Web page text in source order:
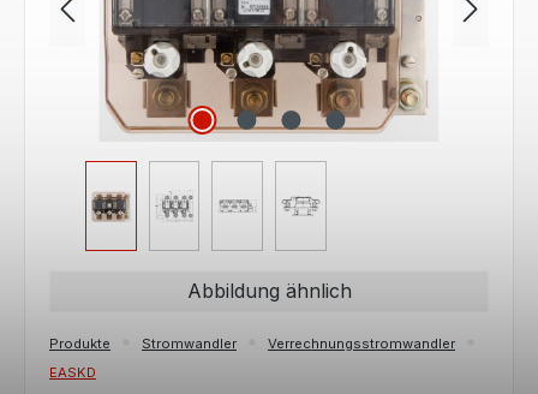
Abbildung ähnlich
Produkte Stromwandler
Verrechnungsstromwandler
EASKD